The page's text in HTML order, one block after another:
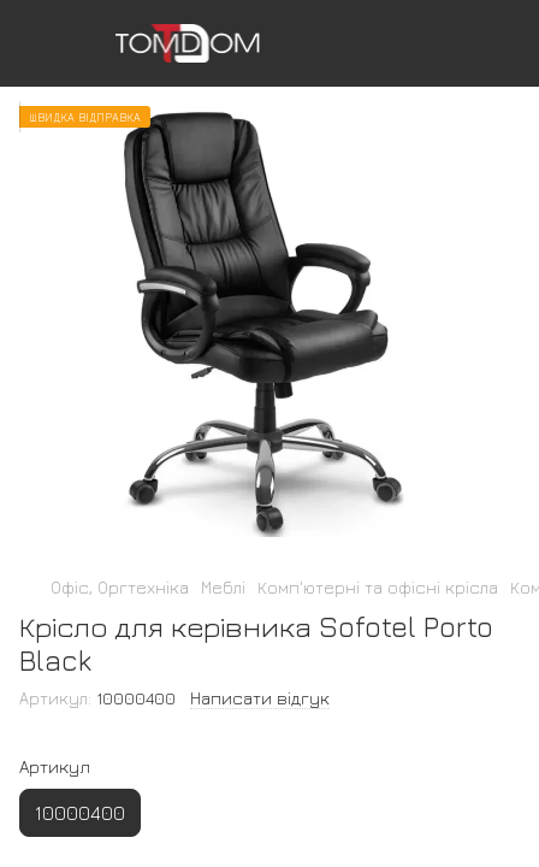
ШВИДКА ВІДПРАВКА
Офіс, Оргтехніка Меблі Комп'ютерні та офісні крісла
Крісло для керівника Sofotel Porto
Black
Артикул: 10000400 Написати відгук
Артикул
10000400